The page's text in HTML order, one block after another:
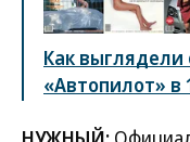
Как
«Автопилот» в